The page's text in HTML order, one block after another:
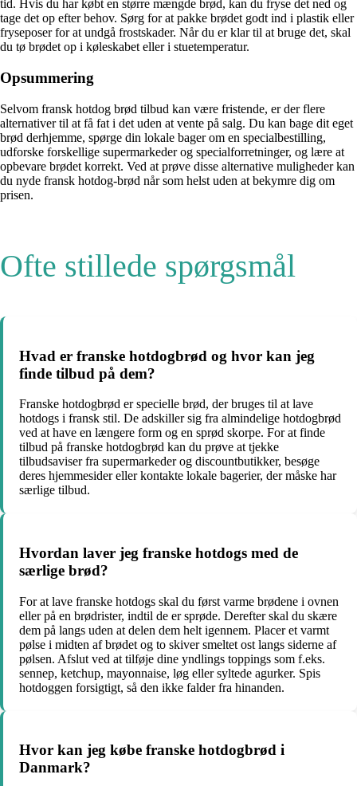
tid. Hvis du har købt en større mængde brød, kan du fryse det ned og
tage det op efter behov. Sørg for at pakke brødet godt ind i plastik eller
fryseposer for at undgå frostskader. Når du er klar til at bruge det, skal
du tø brødet op i køleskabet eller i stuetemperatur.
Opsummering
Selvom fransk hotdog brød tilbud kan være fristende, er der flere
alternativer til at få fat i det uden at vente på salg. Du kan bage dit eget
brød derhjemme, spørge din lokale bager om en specialbestilling,
udforske forskellige supermarkeder og specialforretninger, og lære at
opbevare brødet korrekt. Ved at prøve disse alternative muligheder kan
du nyde fransk hotdog-brød når som helst uden at bekymre dig om
prisen.
Ofte stillede spørgsmål
Hvad er franske hotdogbrød og hvor kan jeg
finde tilbud på dem?
Franske hotdogbrød er specielle brød, der bruges til at lave
hotdogs i fransk stil. De adskiller sig fra almindelige hotdogbrød
ved at have en længere form og en sprød skorpe. For at finde
tilbud på franske hotdogbrød kan du prøve at tjekke
tilbudsaviser fra supermarkeder og discountbutikker, besøge
deres hjemmesider eller kontakte lokale bagerier, der måske har
særlige tilbud.
Hvordan laver jeg franske hotdogs med de
særlige brød?
For at lave franske hotdogs skal du først varme brødene i ovnen
eller på en brødrister, indtil de er sprøde. Derefter skal du skære
dem på langs uden at delen dem helt igennem. Placer et varmt
pølse i midten af brødet og to skiver smeltet ost langs siderne af
pølsen. Afslut ved at tilføje dine yndlings toppings som f.eks.
sennep, ketchup, mayonnaise, løg eller syltede agurker. Spis
hotdoggen forsigtigt, så den ikke falder fra hinanden.
Hvor kan jeg købe franske hotdogbrød i
Danmark?